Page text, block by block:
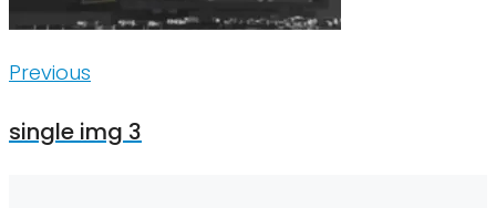
Inläggsnavigering
Previous
Previous
single img 3